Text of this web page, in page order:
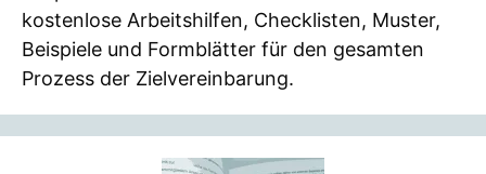
kostenlose Arbeitshilfen, Checklisten, Muster,
Beispiele und Formblätter für den gesamten
Prozess der Zielvereinbarung.